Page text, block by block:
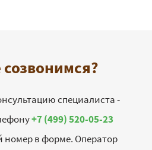
специалиста -
+7 (499) 520-05-23
номер в форме. Оператор